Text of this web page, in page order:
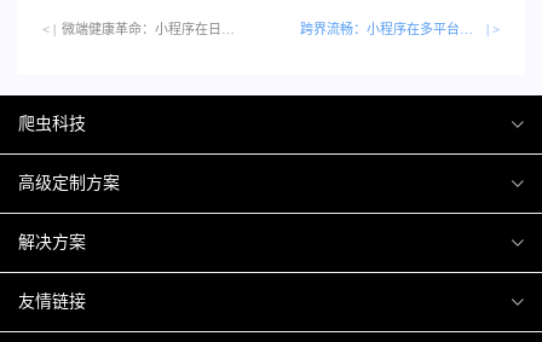
< | | >
爬虫科技
爬虫案例
关于爬虫
高级定制方案
H5互动营销
微信小程序
解决方案
商城解决方案
友情链接